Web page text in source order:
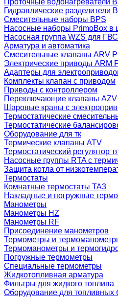
Проточные водонагреватели
Гидравлические разделители
Смесительные наборы BPS
Насосные наборы PrimoBox в
Насосная группа WZS для ГВС
Арматура и автоматика
Смесительные клапаны ARV
Электрические приводы ARM
Адаптеры для
Комплекты клапан с приводом
Приводы с контроллером
Переключающие клапаны AZV
Шаровые краны с
Термостатические
Термостатические
Оборудование для тк
Термические клапаны ATV
Термостатический регулятор
Насосные группы RTA с
Защита котла от
Термостаты
Комнатные термостаты TA3
Накладные и погружные
Манометры
Манометры HZ
Манометры RF
Присоединение манометров
Термометры и
Термоманометры и
Погружные термометры
Специальные термометры
Жидкотопливная арматура
Фильтры для жидкого топлива
Оборудование для топливных